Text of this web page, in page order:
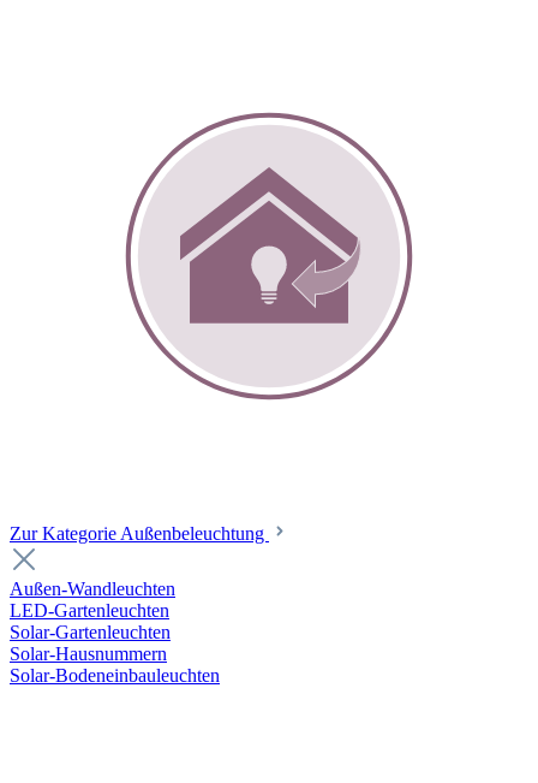
Zur Kategorie Außenbeleuchtung
Außen-Wandleuchten
LED-Gartenleuchten
Solar-Gartenleuchten
Solar-Hausnummern
Solar-Bodeneinbauleuchten